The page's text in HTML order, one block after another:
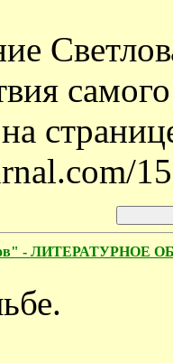
- ЛИТЕРАТУРНОЕ